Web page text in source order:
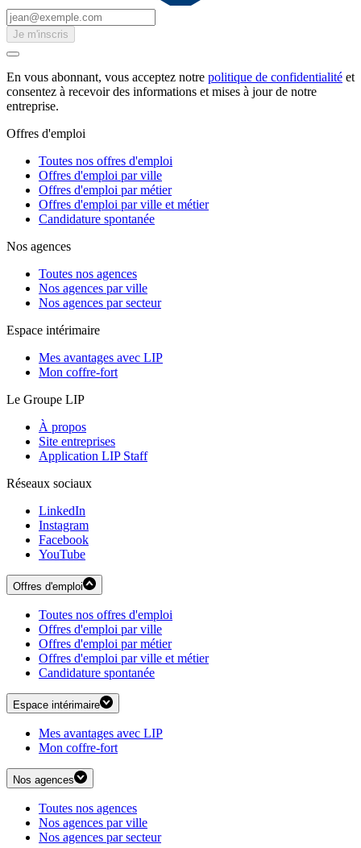
Je m'inscris
En vous abonnant, vous acceptez notre politique de confidentialité et
consentez à recevoir des informations et mises à jour de notre
entreprise.
Offres d'emploi
Toutes nos offres d'emploi
Offres d'emploi par ville
Offres d'emploi par métier
Offres d'emploi par ville et métier
Candidature spontanée
Nos agences
Toutes nos agences
Nos agences par ville
Nos agences par secteur
Espace intérimaire
Mes avantages avec LIP
Mon coffre-fort
Le Groupe LIP
À propos
Site entreprises
Application LIP Staff
Réseaux sociaux
LinkedIn
Instagram
Facebook
YouTube
Offres d'emploi
Toutes nos offres d'emploi
Offres d'emploi par ville
Offres d'emploi par métier
Offres d'emploi par ville et métier
Candidature spontanée
Espace intérimaire
Mes avantages avec LIP
Mon coffre-fort
Nos agences
Toutes nos agences
Nos agences par ville
Nos agences par secteur